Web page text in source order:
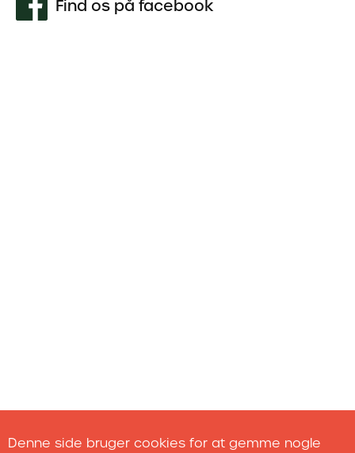
Find os på facebook
Denne side bruger cookies for at gemme nogle